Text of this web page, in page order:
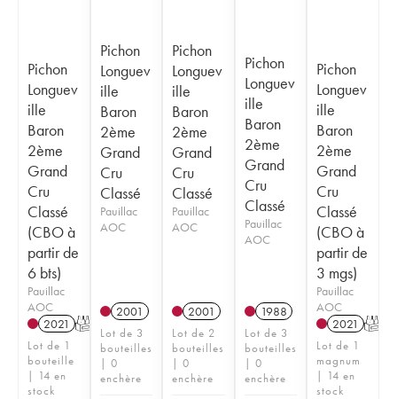
Pichon
Longuev
ille
Baron
2ème
Grand
Cru
Classé
(CBO à
partir de
6 bts)
Pauillac
AOC
2021 T
Lot de 1
bouteille
| 14 en
stock
Pichon
Longuev
ille
Baron
2ème
Grand
Cru
Classé
Pauillac
AOC
2001
Lot de 3
bouteilles
| 0
enchère
Pichon
Longuev
ille
Baron
2ème
Grand
Cru
Classé
Pauillac
AOC
2001
Lot de 2
bouteilles
| 0
enchère
Pichon
Longuev
ille
Baron
2ème
Grand
Cru
Classé
Pauillac
AOC
1988
Lot de 3
bouteilles
| 0
enchère
Pichon
Longuev
ille
Baron
2ème
Grand
Cru
Classé
(CBO à
partir de
3 mgs)
Pauillac
AOC
2021 T
Lot de 1
magnum
| 14 en
stock